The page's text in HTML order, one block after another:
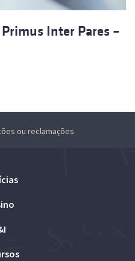
Inter Pares –
ou reclamações